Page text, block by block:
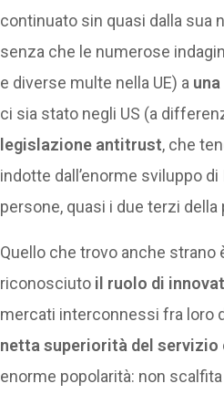
continuato sin quasi dalla sua
senza che le numerose
e diverse multe nella UE) a
ci sia stato negli US (a
legislazione antitrust, che
indotte dall’enorme sviluppo
persone, quasi i due terzi
Quello che trovo anche strano
riconosciutoil ruolo di
mercati interconnessi fra loro
netta superiorità del
enorme popolarità: non